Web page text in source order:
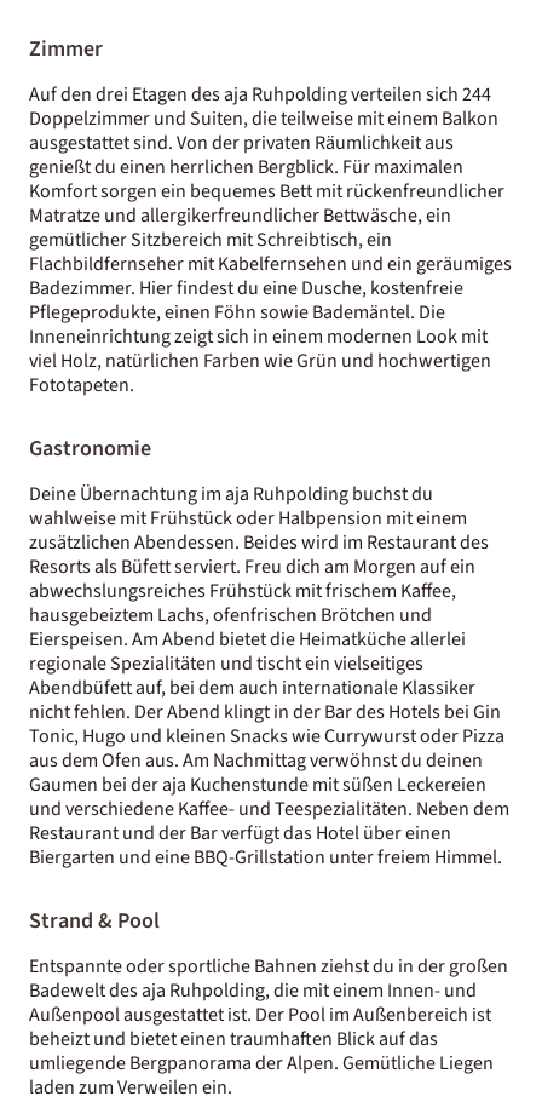
Zimmer
Auf den drei Etagen des aja Ruhpolding verteilen sich 244
Doppelzimmer und Suiten, die teilweise mit einem Balkon
ausgestattet sind. Von der privaten Räumlichkeit aus
genießt du einen herrlichen Bergblick. Für maximalen
Komfort sorgen ein bequemes Bett mit rückenfreundlicher
Matratze und allergikerfreundlicher Bettwäsche, ein
gemütlicher Sitzbereich mit Schreibtisch, ein
Flachbildfernseher mit Kabelfernsehen und ein geräumiges
Badezimmer. Hier findest du eine Dusche, kostenfreie
Pflegeprodukte, einen Föhn sowie Bademäntel. Die
Inneneinrichtung zeigt sich in einem modernen Look mit
viel Holz, natürlichen Farben wie Grün und hochwertigen
Fototapeten.
Gastronomie
Deine Übernachtung im aja Ruhpolding buchst du
wahlweise mit Frühstück oder Halbpension mit einem
zusätzlichen Abendessen. Beides wird im Restaurant des
Resorts als Büfett serviert. Freu dich am Morgen auf ein
abwechslungsreiches Frühstück mit frischem Kaffee,
hausgebeiztem Lachs, ofenfrischen Brötchen und
Eierspeisen. Am Abend bietet die Heimatküche allerlei
regionale Spezialitäten und tischt ein vielseitiges
Abendbüfett auf, bei dem auch internationale Klassiker
nicht fehlen. Der Abend klingt in der Bar des Hotels bei Gin
Tonic, Hugo und kleinen Snacks wie Currywurst oder Pizza
aus dem Ofen aus. Am Nachmittag verwöhnst du deinen
Gaumen bei der aja Kuchenstunde mit süßen Leckereien
und verschiedene Kaffee- und Teespezialitäten. Neben dem
Restaurant und der Bar verfügt das Hotel über einen
Biergarten und eine BBQ-Grillstation unter freiem Himmel.
Strand & Pool
Entspannte oder sportliche Bahnen ziehst du in der großen
Badewelt des aja Ruhpolding, die mit einem Innen- und
Außenpool ausgestattet ist. Der Pool im Außenbereich ist
beheizt und bietet einen traumhaften Blick auf das
umliegende Bergpanorama der Alpen. Gemütliche Liegen
laden zum Verweilen ein.